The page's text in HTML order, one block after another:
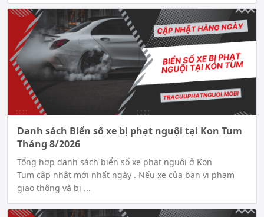
Danh sách Biển số xe bị phạt nguội tại Kon Tum
Tháng 8/2026
Tổng hợp danh sách biển số xe phạt nguội ở Kon
Tum cập nhật mới nhất ngày . Nếu xe của bạn vi phạm
giao thông và bị ...